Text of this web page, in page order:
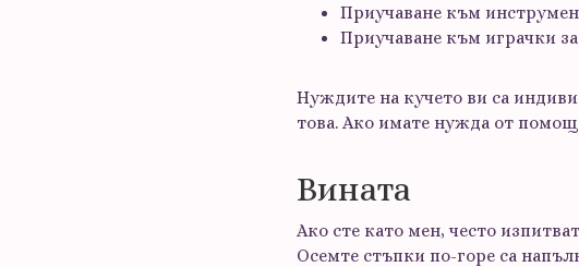
Приучаване към
Приучаване към играчки
Нуждите на кучето ви са
това. Ако имате нужда от
Вината
Ако сте като мен, често
Осемте стъпки по-горе са